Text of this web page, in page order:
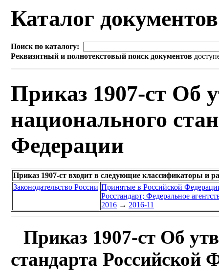
Каталог
Поиск по каталогу:
Реквизитный и полнотекстовый поиск документов
Приказ 1907-ст Об
национального
Федерации
Приказ 1907-ст входит в следующие классификаторы и
Законодательство России Принятые в Российской
Росстандарт; Федеральное
2016 → 2016-11
Приказ 1907-ст Об
стандарта Российской